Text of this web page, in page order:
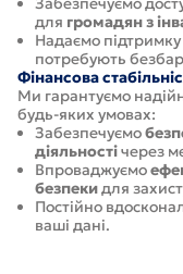
для громадян з
Надаємо підтримку
потребують
Фінансова
Ми гарантуємо
будь-яких умовах:
Забезпечуємо
діяльностічерез
Впроваджуємо
безпекидля
Постійно
ваші дані.